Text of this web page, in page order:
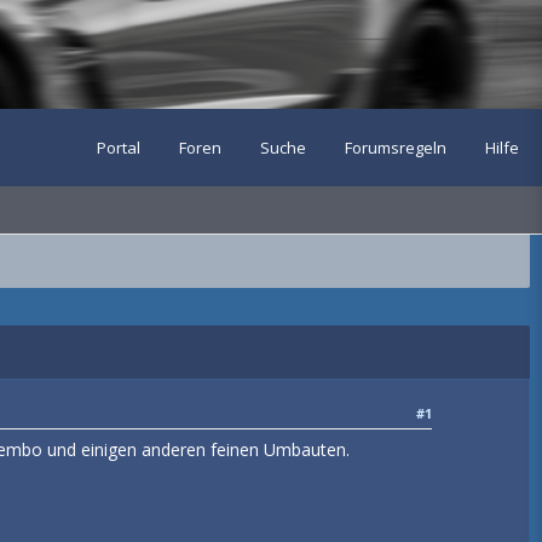
Portal Foren Suche Forumsregeln Hilfe
#1
und einigen anderen feinen Umbauten.